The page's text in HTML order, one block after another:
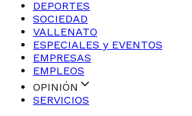
DEPORTES
SOCIEDAD
VALLENATO
ESPECIALES y EVENTOS
EMPRESAS
EMPLEOS
OPINIÓN
SERVICIOS